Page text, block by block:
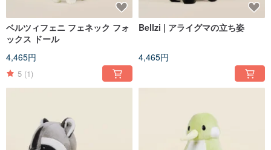
ベルツィフェニ フェネック フォ
ックス ドール
4,465円
5 (1)
Bellzi | アライグマの立ち姿
4,465円